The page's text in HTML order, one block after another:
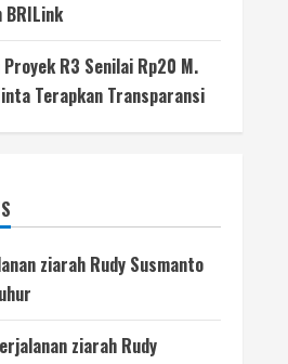
BRILink
R3 Senilai Rp20 M.
Terapkan Transparansi
ziarah Rudy Susmanto
ziarah Rudy